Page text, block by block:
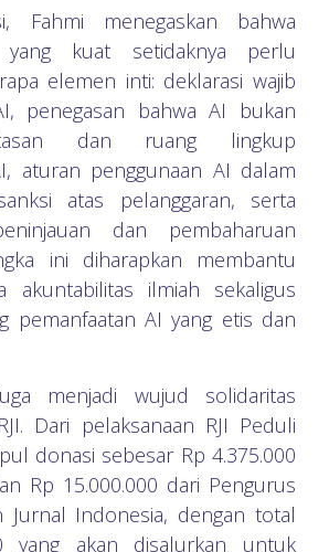
Fahmi menegaskan bahwa
kuat setidaknya perlu
elemen inti: deklarasi wajib
penegasan bahwa AI bukan
dan ruang lingkup
aturan penggunaan AI dalam
atas pelanggaran, serta
dan pembaharuan
ini diharapkan membantu
akuntabilitas ilmiah sekaligus
pemanfaatan AI yang etis dan
menjadi wujud solidaritas
Dari pelaksanaan RJI Peduli
donasi sebesar Rp 4.375.000
Rp 15.000.000 dari Pengurus
Jurnal Indonesia, dengan total
yang akan disalurkan untuk